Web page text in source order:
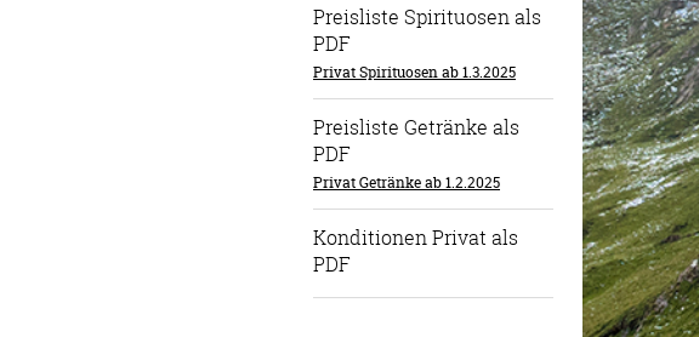
Preisliste Spirituosen als
PDF
Privat Spirituosen ab 1.3.2025
Preisliste Getränke als
PDF
Privat Getränke ab 1.2.2025
Konditionen Privat als
PDF